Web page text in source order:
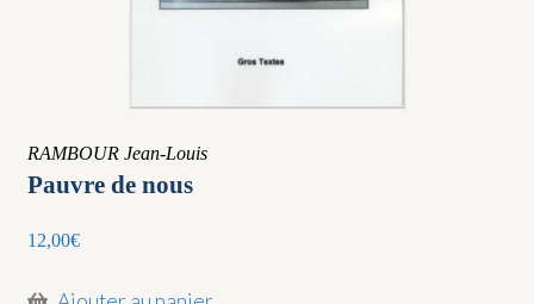
RAMBOUR Jean-Louis
Pauvre de nous
12,00€